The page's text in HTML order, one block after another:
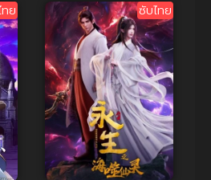
Whale
Homecoming
) พญามัจฉา
กลืนใต้หล้า
ภาคเถ้าแก่
หวนกลับ
ย ซับไทย